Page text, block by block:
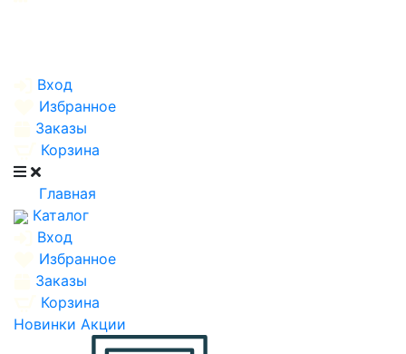
Вход
Избранное
Заказы
Корзина
Главная
Каталог
Вход
Избранное
Заказы
Корзина
Новинки Акции